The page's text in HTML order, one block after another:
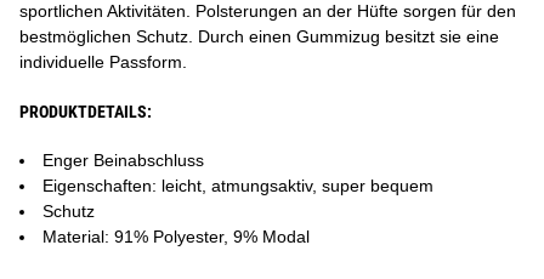
sportlichen Aktivitäten. Polsterungen an der Hüfte sorgen für den
bestmöglichen Schutz. Durch einen Gummizug besitzt sie eine
individuelle Passform.
PRODUKTDETAILS:
Enger Beinabschluss
Eigenschaften: leicht, atmungsaktiv, super bequem
Schutz
Material: 91% Polyester, 9% Modal